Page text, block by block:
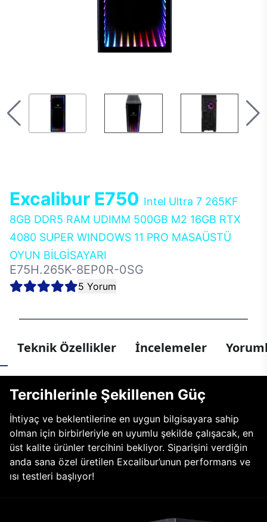
Excalibur E750 Intel Ultra 7 265KF
8GB DDR5 RAM UDIMM 500GB M2 16GB RTX
4080 SUPER WINDOWS 11 PRO MASAÜSTÜ
OYUN BİLGİSAYARI
E75H.265K-8EP0R-0SG
5 Yorum
Teknik Özellikler İncelemeler
Tercihlerinle Şekillenen Güç
İhtiyaç ve beklentilerine en uygun bilgisayara sahip
olman için birbirleriyle en uyumlu şekilde çalışacak, en
üst kalite ürünler tercihini bekliyor. Siparişini verdiğin
anda sana özel üretilen Excalibur’unun performans ve
ısı testleri başlıyor!